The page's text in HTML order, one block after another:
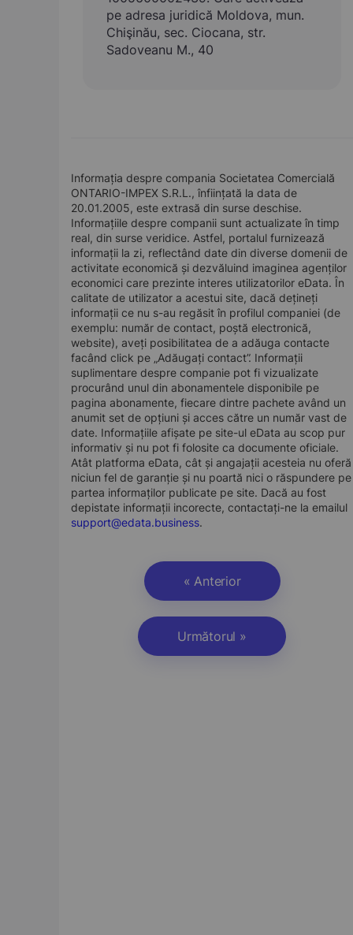
pe adresa juridică Moldova, mun.
Chişinău, sec. Ciocana, str.
Sadoveanu M., 40
Informația despre compania Societatea Comercială
ONTARIO-IMPEX S.R.L., înființată la data de
20.01.2005, este extrasă din surse deschise.
Informațiile despre companii sunt actualizate în timp
real, din surse veridice. Astfel, portalul furnizează
informații la zi, reflectând date din diverse domenii de
activitate economică și dezvăluind imaginea agenților
economici care prezinte interes utilizatorilor eData. În
calitate de utilizator a acestui site, dacă dețineți
informații ce nu s-au regăsit în profilul companiei (de
exemplu: număr de contact, poștă electronică,
website), aveți posibilitatea de a adăuga contacte
facând click pe „Adăugați contact”. Informații
suplimentare despre companie pot fi vizualizate
procurând unul din abonamentele disponibile pe
pagina abonamente, fiecare dintre pachete având un
anumit set de opțiuni și acces către un număr vast de
date. Informațiile afișate pe site-ul eData au scop pur
informativ și nu pot fi folosite ca documente oficiale.
Atât platforma eData, cât și angajații acesteia nu oferă
niciun fel de garanție și nu poartă nici o răspundere pe
partea informaților publicate pe site. Dacă au fost
depistate informații incorecte, contactați-ne la emailul
support@edata.business.
« Anterior
Următorul »